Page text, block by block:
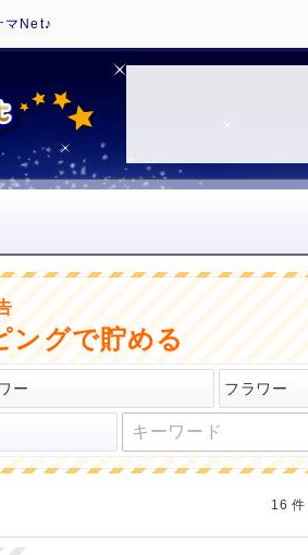
マNet♪
ングで貯める
16 件